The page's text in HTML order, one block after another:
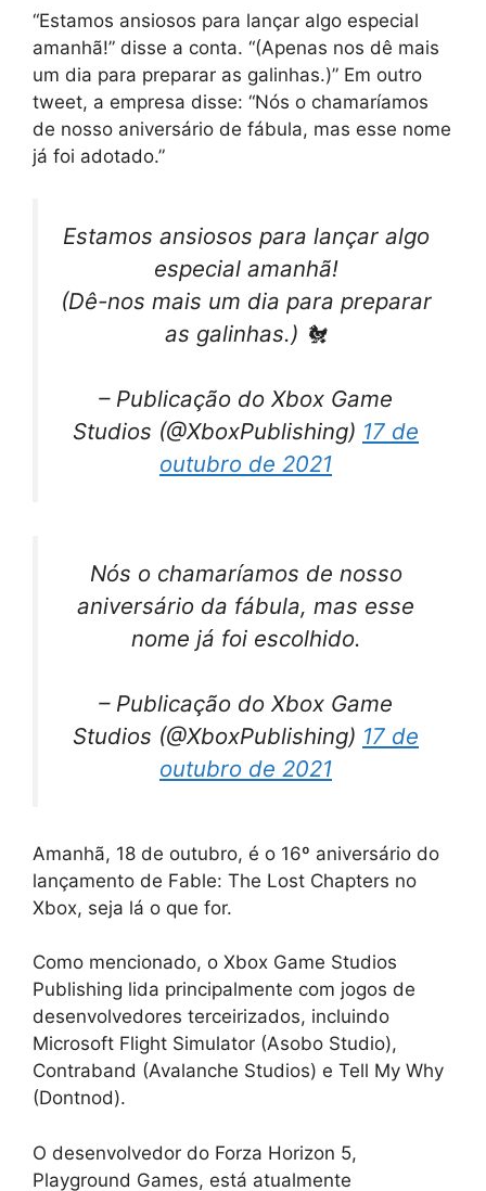
“Estamos ansiosos para lançar algo especial
amanhã!” disse a conta. “(Apenas nos dê mais
um dia para preparar as galinhas.)” Em outro
tweet, a empresa disse: “Nós o chamaríamos
de nosso aniversário de fábula, mas esse nome
já foi adotado.”
Estamos ansiosos para lançar algo
especial amanhã!
(Dê-nos mais um dia para preparar
as galinhas.) 🐔
– Publicação do Xbox Game
Studios (@XboxPublishing) 17 de
outubro de 2021
Nós o chamaríamos de nosso
aniversário da fábula, mas esse
nome já foi escolhido.
– Publicação do Xbox Game
Studios (@XboxPublishing) 17 de
outubro de 2021
Amanhã, 18 de outubro, é o 16º aniversário do
lançamento de Fable: The Lost Chapters no
Xbox, seja lá o que for.
Como mencionado, o Xbox Game Studios
Publishing lida principalmente com jogos de
desenvolvedores terceirizados, incluindo
Microsoft Flight Simulator (Asobo Studio),
Contraband (Avalanche Studios) e Tell My Why
(Dontnod).
O desenvolvedor do Forza Horizon 5,
Playground Games, está atualmente